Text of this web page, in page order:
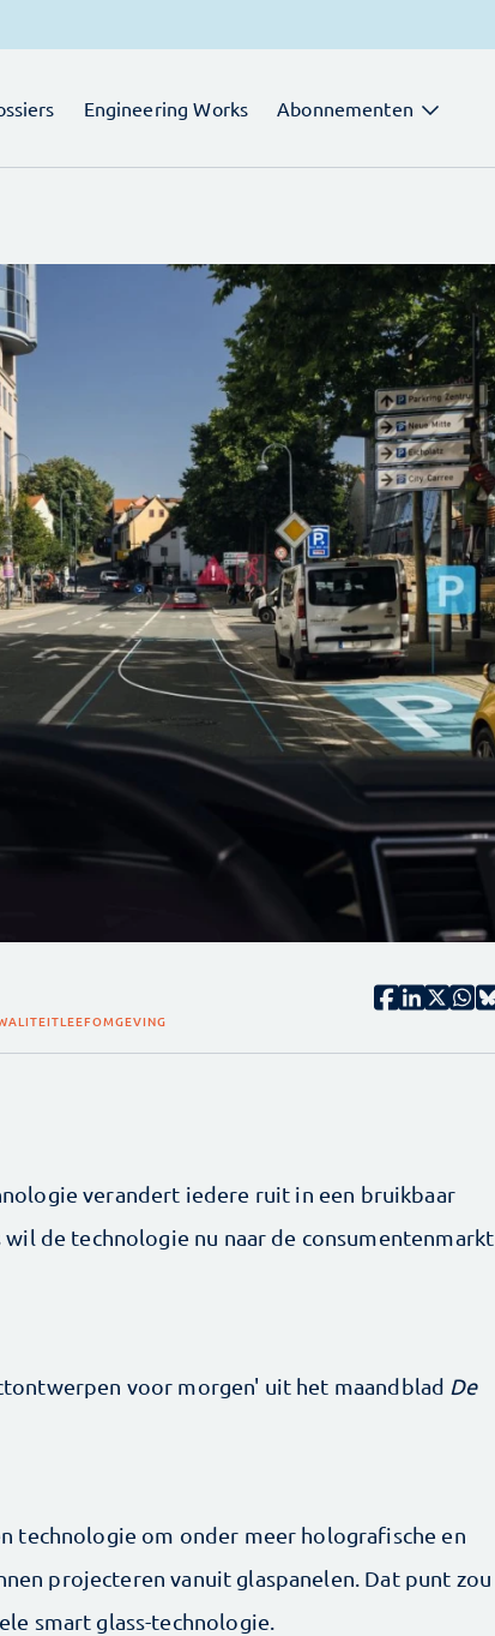
Engineering Works Abonnementen
LEEFOMGEVING
verandert iedere ruit in een bruikbaar
de technologie nu naar de consumentenmarkt
voor morgen' uit het maandblad De
technologie om onder meer holografische en
projec­teren vanuit glaspanelen. Dat punt zou
smart glass-technologie.